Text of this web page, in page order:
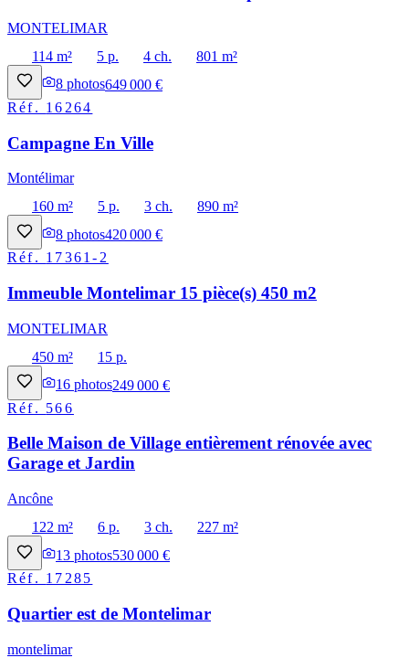
MONTELIMAR
114 m²
5 p. 4 ch.
801 m²
8 photos649 000 €
Réf. 16264
Campagne En Ville
Montélimar
160 m²
5 p. 3 ch.
890 m²
8 photos420 000 €
Réf. 17361-2
Immeuble Montelimar 15 pièce(s) 450 m2
MONTELIMAR
450 m²
15 p.
16 photos249 000 €
Réf. 566
Belle Maison de Village entièrement rénovée avec
Garage et Jardin
Ancône
122 m²
6 p. 3 ch.
227 m²
13 photos530 000 €
Réf. 17285
Quartier est de Montelimar
montelimar